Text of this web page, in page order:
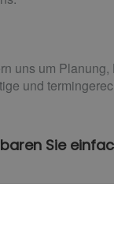
uns um
und
Sie